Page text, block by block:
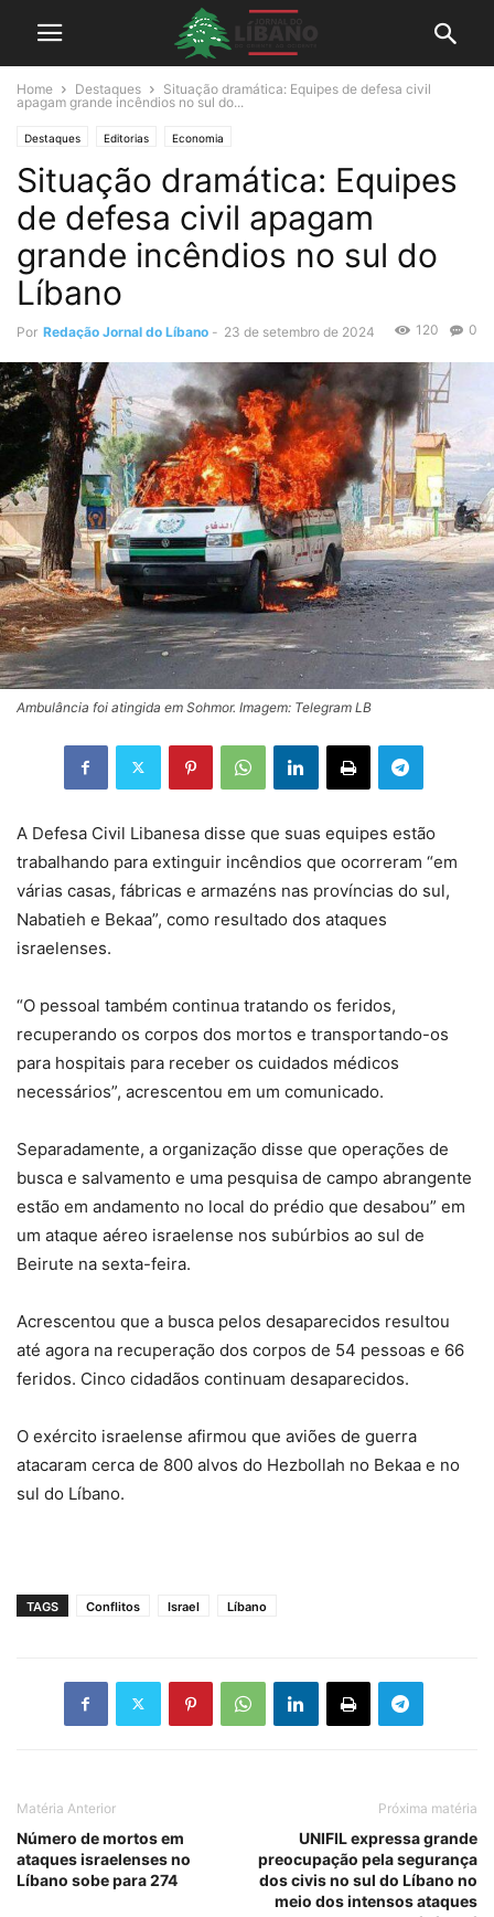
Home Destaques
Situação dramática: Equipes de defesa civil
apagam grande incêndios no sul do...
Destaques Editorias Economia
Situação dramática: Equipes
de defesa civil apagam
grande incêndios no sul do
Líbano
Por Redação Jornal do Líbano - 23 de setembro de 2024 0
120
Ambulância foi atingida em Sohmor. Imagem: Telegram LB
A Defesa Civil Libanesa disse que suas equipes estão
trabalhando para extinguir incêndios que ocorreram “em
várias casas, fábricas e armazéns nas províncias do sul,
Nabatieh e Bekaa”, como resultado dos ataques
israelenses.
“O pessoal também continua tratando os feridos,
recuperando os corpos dos mortos e transportando-os
para hospitais para receber os cuidados médicos
necessários”, acrescentou em um comunicado.
Separadamente, a organização disse que operações de
busca e salvamento e uma pesquisa de campo abrangente
estão em andamento no local do prédio que desabou” em
um ataque aéreo israelense nos subúrbios ao sul de
Beirute na sexta-feira.
Acrescentou que a busca pelos desaparecidos resultou
até agora na recuperação dos corpos de 54 pessoas e 66
feridos. Cinco cidadãos continuam desaparecidos.
O exército israelense afirmou que aviões de guerra
atacaram cerca de 800 alvos do Hezbollah no Bekaa e no
sul do Líbano.
TAGS Conflitos Israel Líbano
Matéria Anterior
Número de mortos em
ataques israelenses no
Líbano sobe para 274
Próxima matéria
UNIFIL expressa grande
preocupação pela segurança
dos civis no sul do Líbano no
meio dos intensos ataques